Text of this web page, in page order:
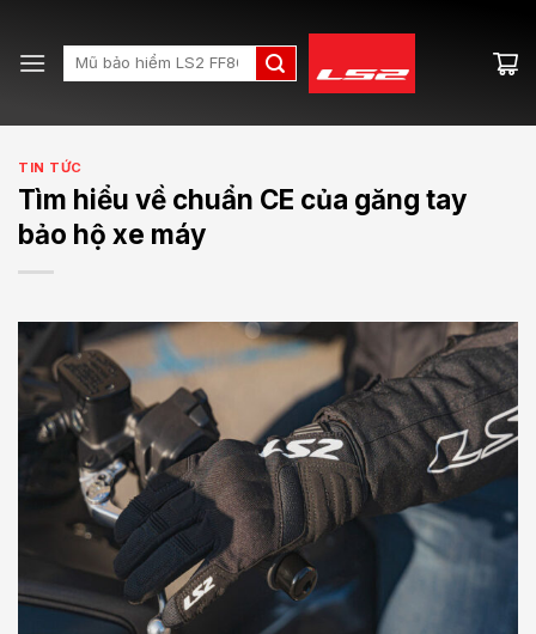
content
Search
for:
TIN TỨC
Tìm hiểu về chuẩn CE của găng tay
bảo hộ xe máy